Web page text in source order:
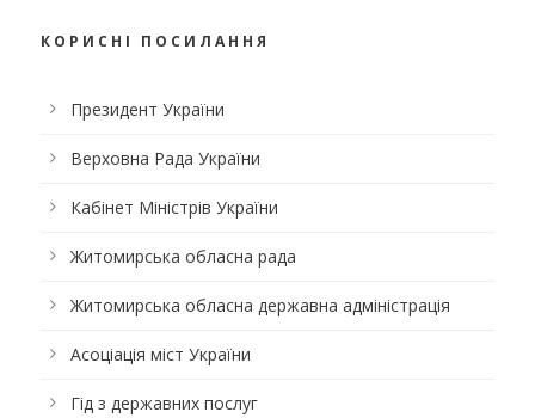
КОРИСНІ ПОСИЛАННЯ
Президент України
Верховна Рада України
Кабінет Міністрів України
Житомирська обласна рада
Житомирська обласна державна адміністрація
Асоціація міст України
Гід з державних послуг